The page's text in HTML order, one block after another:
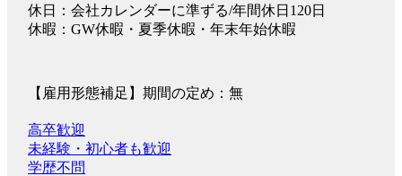
休日：会社カレンダーに準ずる/年間休日120日
休暇：GW休暇・夏季休暇・年末年始休暇
【雇用形態補足】期間の定め：無
高卒歓迎
未経験・初心者も歓迎
学歴不問